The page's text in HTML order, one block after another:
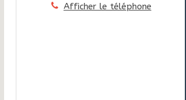
Afficher le téléphone